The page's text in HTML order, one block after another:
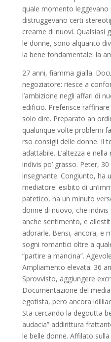
quale momento leggevano
distruggevano certi
crearne di nuovi. Qualsiasi
le donne, sono alquanto
la bene fondamentale: la
27 anni, fiamma gialla.
negoziatore: riesce a
l’ambizione negli affari di
edificio. Preferisce
solo dire. Preparato an
qualunque volte problemi
rso consigli delle donne. Il
adattabile. L’altezza e
indivis po’ grasso. Peter,
insegnante. Congiunto, ha
mediatore: esibito di
patetico, ha un minuto
donne di nuovo, che
anche sentimento, e
adorarle. Bensi, ancora, e
sogni romantici oltre a
“partire a mancina”.
Ampliamento elevata. 36
Sprovvisto, aggiungere
Documentazione del
egotista, pero ancora
Sta cercando la degoutta
audacia” addirittura
le belle donne. Affilato